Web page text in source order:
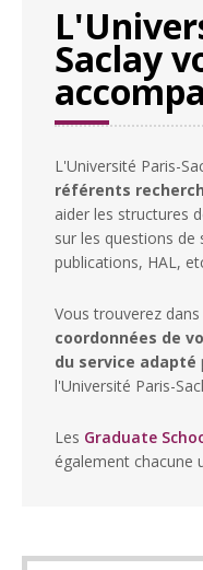
Saclay
L'Université Paris-
référents
aider les structures
sur les questions de
publications, HAL,
Vous trouverez dans
coordonnées de
du service adapté
l'Université Paris-
Les Graduate
également chacune